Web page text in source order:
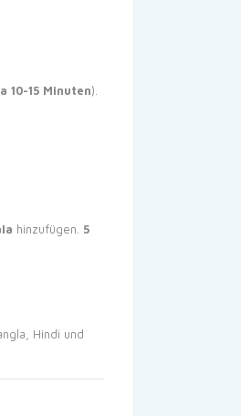
10-15 Minuten).
hinzufügen. 5
Hindi und